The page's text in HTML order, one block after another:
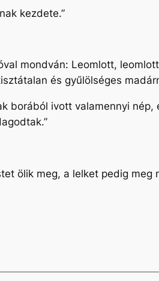
kezdete.”
mondván: Leomlott,
és gyűlölséges
borából ivott valamennyi
ölik meg, a lelket pedig